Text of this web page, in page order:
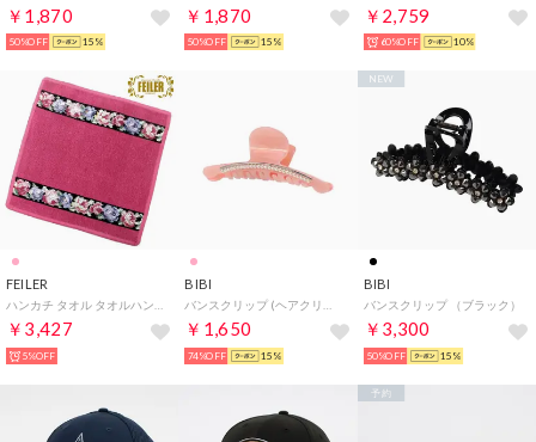
￥1,870
50%OFF 15%
￥1,870
50%OFF 15%
￥2,759
60%OFF 10%
FEILER
￥3,427
5%OFF
BIBI
￥1,650
74%OFF 15%
BIBI
バンスクリップ （ブラック）
￥3,300
NEW
50%OFF 15%
予約